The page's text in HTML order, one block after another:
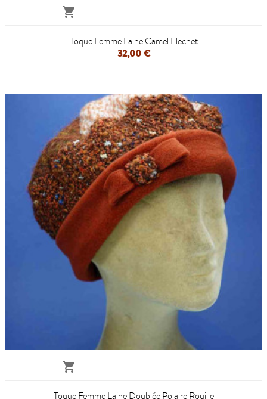

Toque Femme Laine Camel Flechet
32,00 €

Toque Femme Laine Doublée Polaire Rouille